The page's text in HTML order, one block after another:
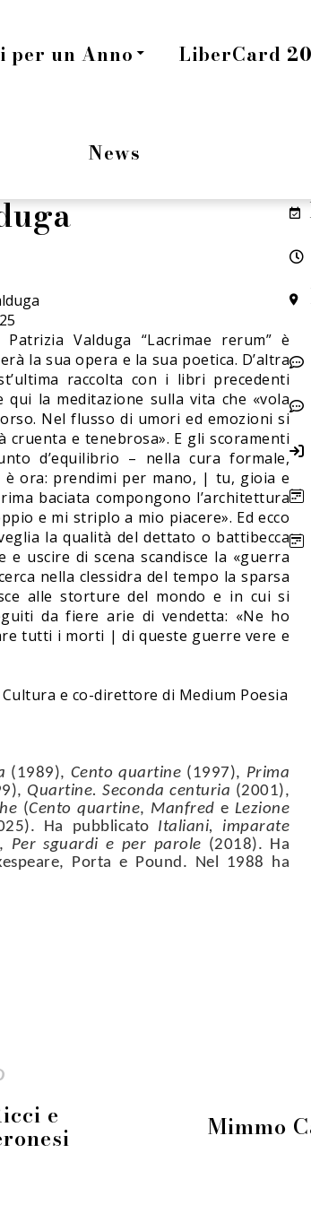
per un Anno LiberCard
News
Valduga “Lacrimae rerum” è
la sua opera e la sua poetica. D’altra
raccolta con i libri precedenti
la meditazione sulla vita che «vola
Nel flusso di umori ed emozioni si
cruenta e tenebrosa». E gli scoramenti
d’equilibrio – nella cura formale,
è ora: prendimi per mano, | tu, gioia e
baciata compongono l’architettura
e mi striplo a mio piacere». Ed ecco
la qualità del dettato o battibecca
uscire di scena scandisce la «guerra
nella clessidra del tempo la sparsa
alle storture del mondo e in cui si
da fiere arie di vendetta: «Ne ho
tutti i morti | di queste guerre vere e
e co-direttore di Medium Poesia
(1989), Cento quartine (1997), Prima
Quartine. Seconda centuria (2001),
(Cento quartine, Manfred e Lezione
Ha pubblicato Italiani, imparate
Per sguardi e per parole (2018). Ha
Porta e Pound. Nel 1988 ha
e Mimmo